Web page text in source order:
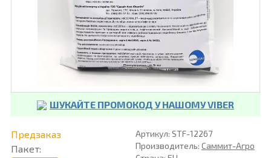
ШУКАЙТЕ ПРОМОКОД У НАШОМУ VIBER
Предзаказ
Пакет:
Артикул: STF-12267
Производитель: Саммит-Агро